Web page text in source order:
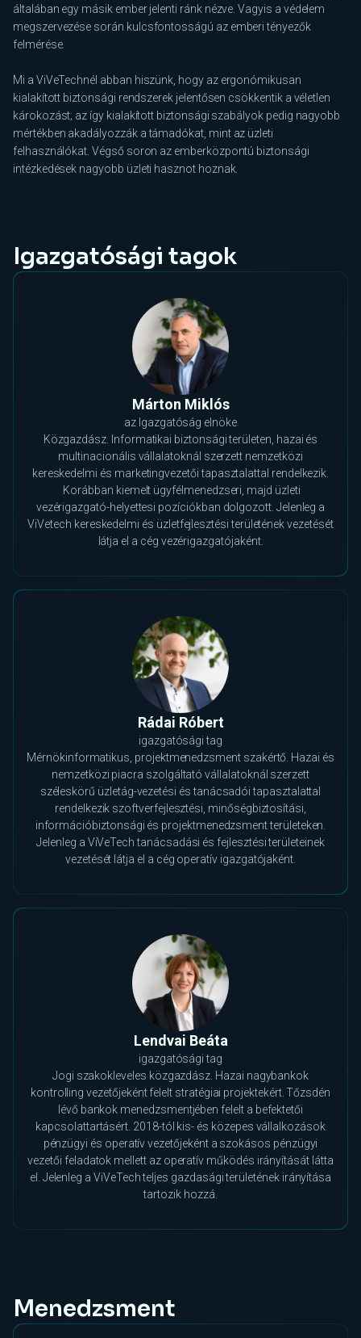
általában egy másik ember jelenti ránk nézve. Vagyis a védelem
megszervezése során kulcsfontosságú az emberi tényezők
felmérése.
Mi a ViVeTechnél abban hiszünk, hogy az ergonómikusan
kialakított biztonsági rendszerek jelentősen csökkentik a véletlen
károkozást; az így kialakított biztonsági szabályok pedig nagyobb
mértékben akadályozzák a támadókat, mint az üzleti
felhasználókat. Végső soron az emberközpontú biztonsági
intézkedések nagyobb üzleti hasznot hoznak.
Igazgatósági tagok
Márton Miklós
az Igazgatóság elnöke
Közgazdász. Informatikai biztonsági területen, hazai és
multinacionális vállalatoknál szerzett nemzetközi
kereskedelmi és marketingvezetői tapasztalattal rendelkezik.
Korábban kiemelt ügyfélmenedzseri, majd üzleti
vezérigazgató-helyettesi pozíciókban dolgozott. Jelenleg a
ViVetech kereskedelmi és üzletfejlesztési területének vezetését
látja el a cég vezérigazgatójaként.
Rádai Róbert
igazgatósági tag
Mérnökinformatikus, projektmenedzsment szakértő. Hazai és
nemzetközi piacra szolgáltató vállalatoknál szerzett
széleskörű üzletág-vezetési és tanácsadói tapasztalattal
rendelkezik szoftverfejlesztési, minőségbiztosítási,
információbiztonsági és projektmenedzsment területeken.
Jelenleg a ViVeTech tanácsadási és fejlesztési területeinek
vezetését látja el a cég operatív igazgatójaként.
Lendvai Beáta
igazgatósági tag
Jogi szakokleveles közgazdász. Hazai nagybankok
kontrolling vezetőjeként felelt stratégiai projektekért. Tőzsdén
lévő bankok menedzsmentjében felelt a befektetői
kapcsolattartásért. 2018-tól kis- és közepes vállalkozások
pénzügyi és operatív vezetőjeként a szokásos pénzügyi
vezetői feladatok mellett az operatív működés irányítását látta
el. Jelenleg a ViVeTech teljes gazdasági területének irányítása
tartozik hozzá.
Menedzsment